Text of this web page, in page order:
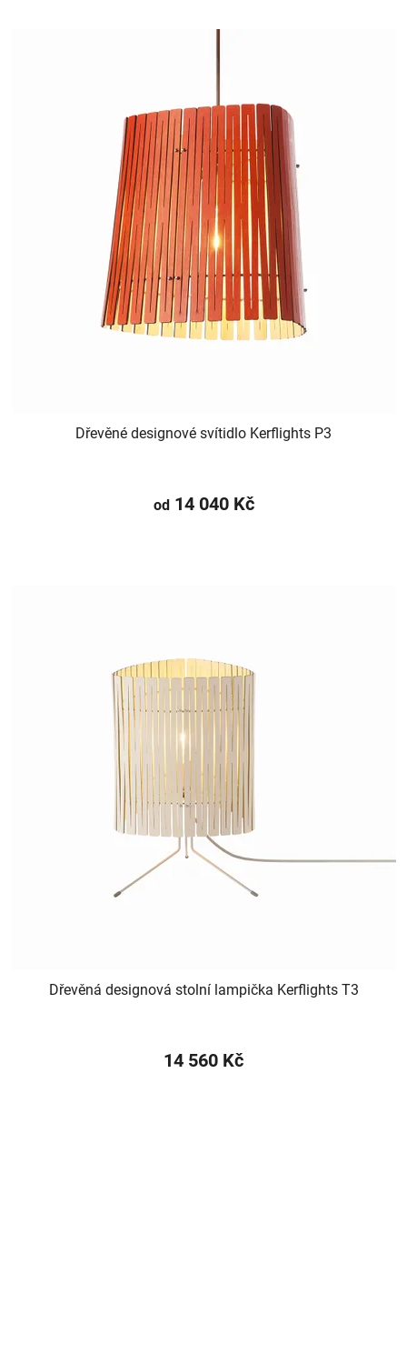
Dřevěné designové svítidlo Kerflights P3
od14 040 Kč
Dřevěná designová stolní lampička Kerflights T3
14 560 Kč